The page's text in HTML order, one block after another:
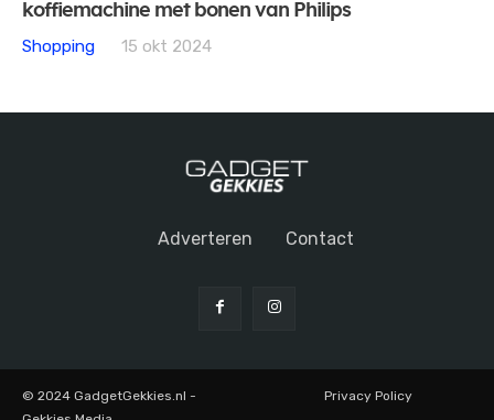
koffiemachine met bonen van Philips
Shopping
15 okt 2024
Adverteren Contact
© 2024 GadgetGekkies.nl -
Privacy Policy